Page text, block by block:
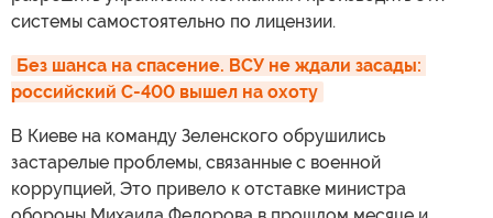
системы самостоятельно по лицензии.
Без шанса на спасение. ВСУ не ждали засады:
российский С-400 вышел на охоту
В Киеве на команду Зеленского обрушились
застарелые проблемы, связанные с военной
коррупцией, Это привело к отставке министра